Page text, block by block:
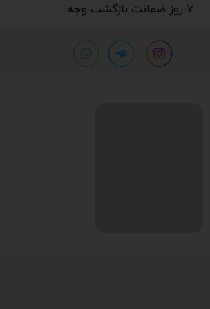
۷ روز ضمانت بازگشت وجه​​​​​​​